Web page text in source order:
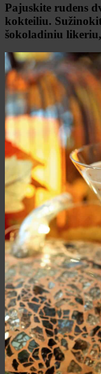
Pajuskite rudens
kokteiliu.
šokoladiniu